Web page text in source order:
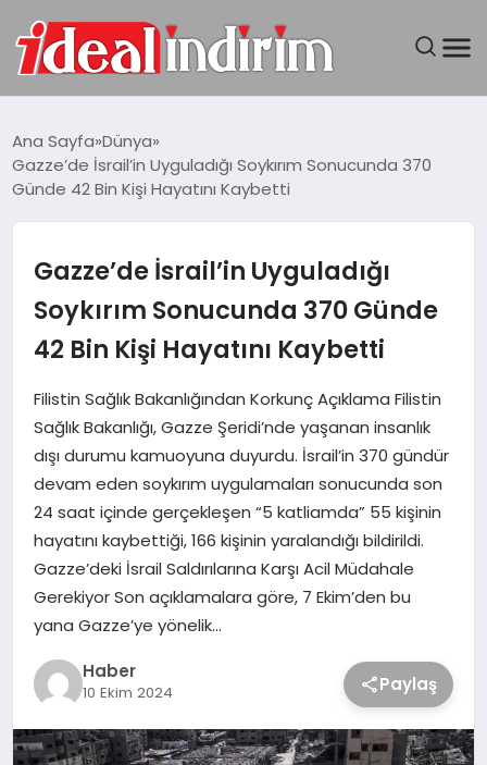
BILGISAYAR
TEKNOLOJI
YAŞAM
Ana Sayfa Dünya
Gazze’de İsrail’in Uyguladığı Soykırım Sonucunda 370
Günde 42 Bin Kişi Hayatını Kaybetti
Gazze’de İsrail’in Uyguladığı
Soykırım Sonucunda 370 Günde
42 Bin Kişi Hayatını Kaybetti
Filistin Sağlık Bakanlığından Korkunç Açıklama Filistin
Sağlık Bakanlığı, Gazze Şeridi’nde yaşanan insanlık
dışı durumu kamuoyuna duyurdu. İsrail’in 370 gündür
devam eden soykırım uygulamaları sonucunda son
24 saat içinde gerçekleşen “5 katliamda” 55 kişinin
hayatını kaybettiği, 166 kişinin yaralandığı bildirildi.
Gazze’deki İsrail Saldırılarına Karşı Acil Müdahale
Gerekiyor Son açıklamalara göre, 7 Ekim’den bu
yana Gazze’ye yönelik…
Haber
10 Ekim 2024 Paylaş